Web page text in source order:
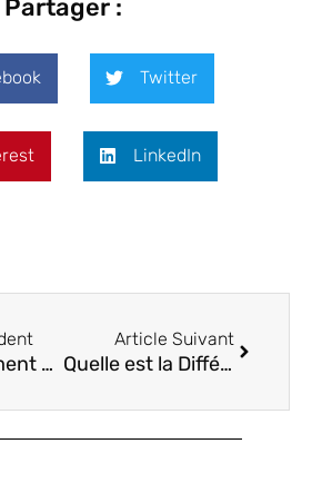
Partager :
Twitter
LinkedIn
L’Échauffement au Football
Article Suivant
Quelle est la Différence entre une Académie et un Centre de Formation de Football ?